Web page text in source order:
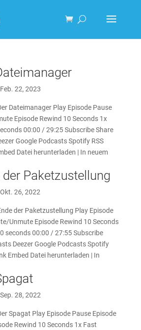
Feb. 22, 2023
Dateimanager Play Episode Pause
Episode Rewind 10 Seconds 1x
00:00 / 29:25 Subscribe Share
Google Podcasts Spotify RSS
Datei herunterladen | In neuem
der Paketzustellung
Okt. 26, 2022
der Paketzustellung Play Episode
Unmute Episode Rewind 10 Seconds
seconds 00:00 / 27:55 Subscribe
Deezer Google Podcasts Spotify
Embed Datei herunterladen | In
Sep. 28, 2022
Spagat Play Episode Pause Episode
Rewind 10 Seconds 1x Fast